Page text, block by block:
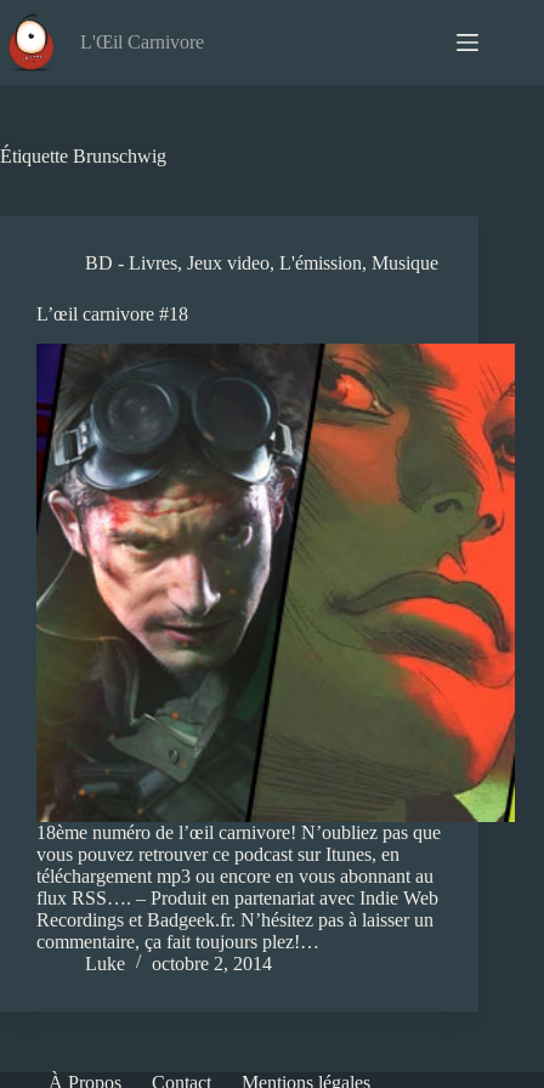
au
contenu
L'Œil Carnivore
Étiquette Brunschwig
BD - Livres, Jeux video, L'émission, Musique
L’œil carnivore #18
18ème numéro de l’œil carnivore! N’oubliez pas que
vous pouvez retrouver ce podcast sur Itunes, en
téléchargement mp3 ou encore en vous abonnant au
flux RSS…. – Produit en partenariat avec Indie Web
Recordings et Badgeek.fr. N’hésitez pas à laisser un
commentaire, ça fait toujours plez!…
Luke
octobre 2, 2014
À Propos Contact Mentions légales